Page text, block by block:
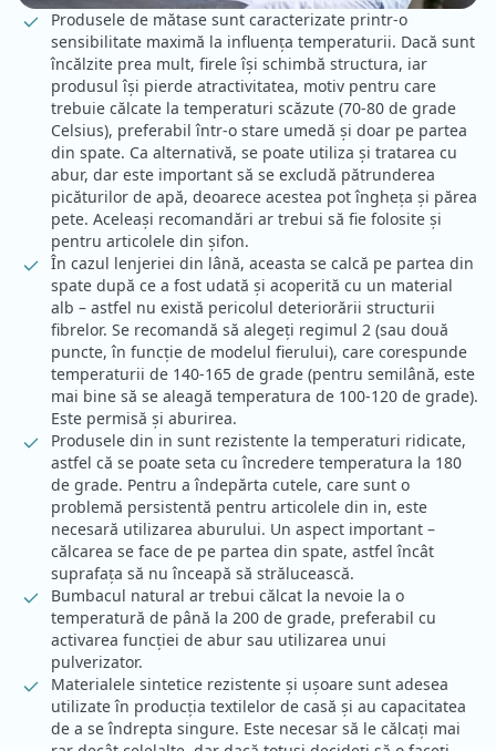
Produsele de mătase sunt caracterizate printr-o
sensibilitate maximă la influența temperaturii. Dacă sunt
încălzite prea mult, firele își schimbă structura, iar
produsul își pierde atractivitatea, motiv pentru care
trebuie călcate la temperaturi scăzute (70-80 de grade
Celsius), preferabil într-o stare umedă și doar pe partea
din spate. Ca alternativă, se poate utiliza și tratarea cu
abur, dar este important să se excludă pătrunderea
picăturilor de apă, deoarece acestea pot îngheța și părea
pete. Aceleași recomandări ar trebui să fie folosite și
pentru articolele din șifon.
În cazul lenjeriei din lână, aceasta se calcă pe partea din
spate după ce a fost udată și acoperită cu un material
alb – astfel nu există pericolul deteriorării structurii
fibrelor. Se recomandă să alegeți regimul 2 (sau două
puncte, în funcție de modelul fierului), care corespunde
temperaturii de 140-165 de grade (pentru semilână, este
mai bine să se aleagă temperatura de 100-120 de grade).
Este permisă și aburirea.
Produsele din in sunt rezistente la temperaturi ridicate,
astfel că se poate seta cu încredere temperatura la 180
de grade. Pentru a îndepărta cutele, care sunt o
problemă persistentă pentru articolele din in, este
necesară utilizarea aburului. Un aspect important –
călcarea se face de pe partea din spate, astfel încât
suprafața să nu înceapă să strălucească.
Bumbacul natural ar trebui călcat la nevoie la o
temperatură de până la 200 de grade, preferabil cu
activarea funcției de abur sau utilizarea unui
pulverizator.
Materialele sintetice rezistente și ușoare sunt adesea
utilizate în producția textilelor de casă și au capacitatea
de a se îndrepta singure. Este necesar să le călcați mai